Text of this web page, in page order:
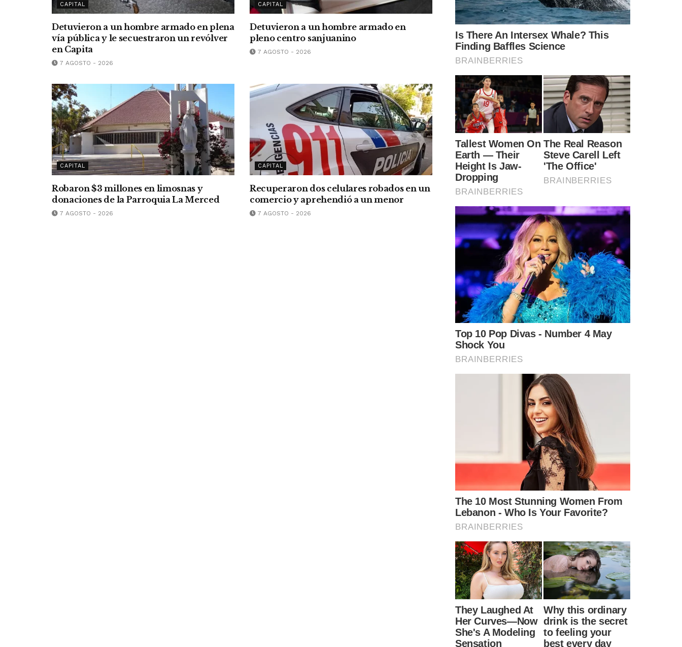
CAPITAL
Detuvieron a un hombre armado en plena
vía pública y le secuestraron un revólver
en Capita
7 AGOSTO - 2026
CAPITAL
Detuvieron a un hombre armado en
pleno centro sanjuanino
7 AGOSTO - 2026
CAPITAL
Robaron $3 millones en limosnas y
donaciones de la Parroquia La Merced
7 AGOSTO - 2026
CAPITAL
Recuperaron dos celulares robados en un
comercio y aprehendió a un menor
7 AGOSTO - 2026